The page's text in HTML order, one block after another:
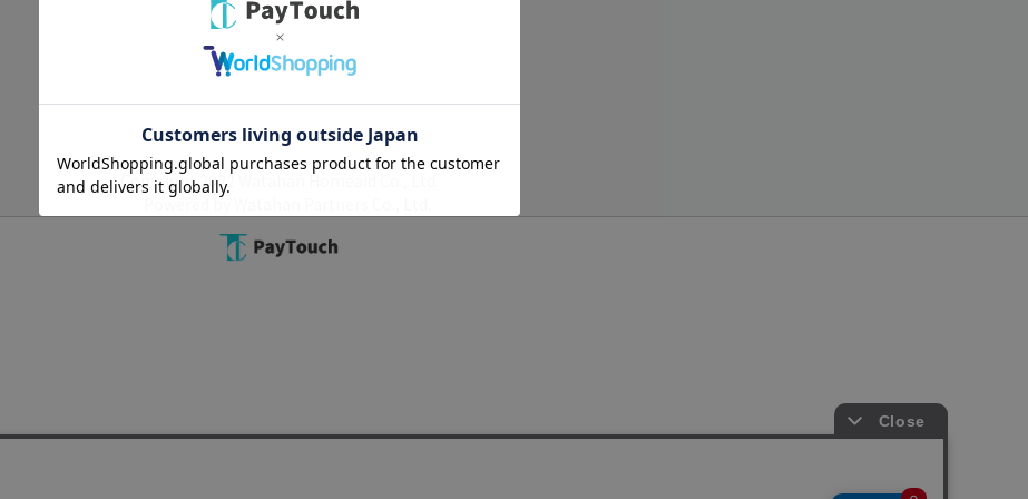
Copyright 2022 Watahan Homeaid Co., Ltd.
Powered by Watahan Partners Co., Ltd.